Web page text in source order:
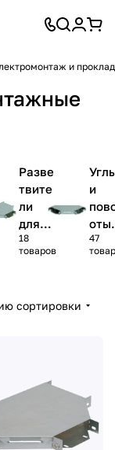
и
Разве
твите
ли
для
листо
вого
18
товаров
и
оты
для
47
сортировки